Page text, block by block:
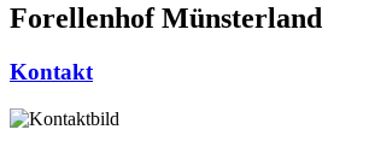
Forellenhof Münsterland
Kontakt